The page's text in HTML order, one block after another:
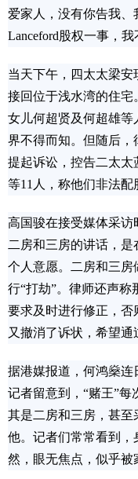
爱家人，没有你告我
Lanceford股权一事，
当天下午，四太太梁
接回位于浅水湾的住
女儿何超贤及何超雄
界不得而知。但随后
提起诉讼，控告二太太
等11人，称他们非法配
高国骏在接受媒体采
二房和三房的讲话，
个人意愿。二房和三房
行“打劫”。律师还声称
要求及时进行修正，否
又撤消了诉状，希望通
据港媒报道，何鸿燊连
记者留意到，“赌王”每
其是二房和三房，甚至
他。记者们常常看到
然，眼无焦点，似乎被